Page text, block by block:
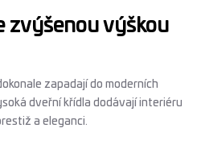
zvýšenou výškou
zapadají do moderních
dveřní křídla dodávají interiéru
a eleganci.